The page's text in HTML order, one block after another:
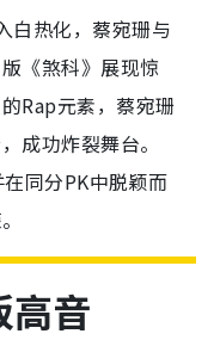
白热化，蔡宛珊与
《煞科》展现惊
Rap元素，蔡宛珊
功炸裂舞台。
同分PK中脱颖而
高音